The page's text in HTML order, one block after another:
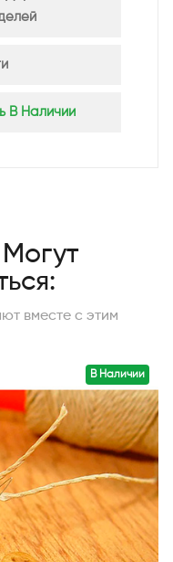
В Наличии
вместе с этим
В Наличии